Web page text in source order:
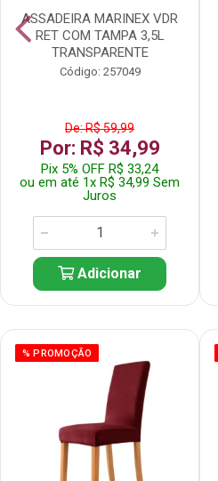
ASSADEIRA MARINEX VDR
RET COM TAMPA 3,5L
TRANSPARENTE
Código: 257049
De: R$ 59,99
Por: R$ 34,99
Pix 5% OFF R$ 33,24
ou em até 1x R$ 34,99 Sem
Juros
Adicionar
% PROMOÇÃO